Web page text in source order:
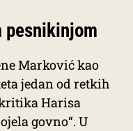
pesnikinjom
Marković kao
jedan od retkih
Harisa
govno“. U